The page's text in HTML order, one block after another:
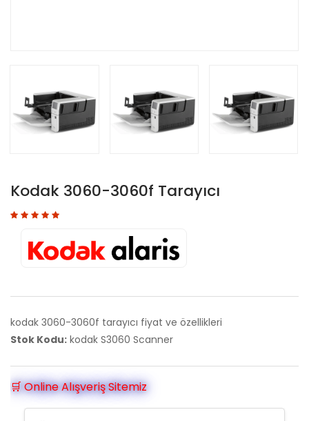
Kodak 3060-3060f Tarayıcı
kodak 3060-3060f tarayıcı fiyat ve özellikleri
Stok Kodu: kodak S3060 Scanner
🛒 Online Alışveriş Sitemiz